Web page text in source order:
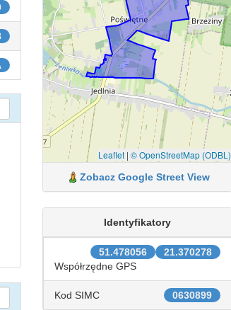
Leaflet| © OpenStreetMap (ODBL)
Zobacz Google Street View
Identyfikatory
21.370278
51.478056
Współrzędne GPS
0630899
Kod SIMC